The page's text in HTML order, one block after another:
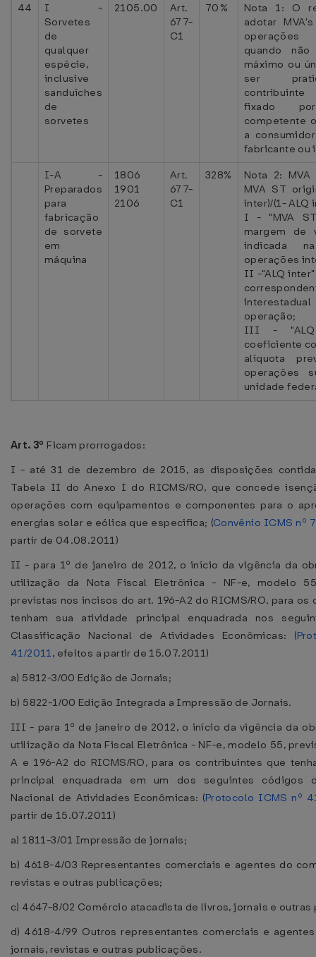
44
I -
Sorvetes
de
qualquer
espécie,
inclusive
sanduíches
de
sorvetes
2105.00
Art.
677-
C1
70%
Nota 1: O
adotar
operações
quando
máximo ou
ser
fixado
competente
a
fabricante ou
I-A -
Preparados
para
fabricação
de sorvete
em
máquina
1806
1901
2106
Art.
677-
C1
328%
Nota 2: MVA
MVA ST
inter)/(1- ALQ
I - "MVA
margem de
indicada
operações
II -"ALQ
operação;
III -
coeficiente
alíquota
operações
unidade
Art. 3º Ficam prorrogados:
I - até 31 de dezembro de 2015, as disposições
Tabela II do Anexo I do RICMS/RO, que concede
operações com equipamentos e componentes para o
energias solar e eólica que especifica; (Convênio ICMS nº
partir de 04.08.2011)
II - para 1º de janeiro de 2012, o início da vigência da
utilização da Nota Fiscal Eletrônica - NF-e, modelo
previstas nos incisos do art. 196-A2 do RICMS/RO, para os
tenham sua atividade principal enquadrada nos
Classificação Nacional de Atividades Econômicas: (
41/2011, efeitos a partir de 15.07.2011)
a) 5812-3/00 Edição de Jornais;
b) 5822-1/00 Edição Integrada a Impressão de Jornais.
III - para 1º de janeiro de 2012, o início da vigência da
utilização da Nota Fiscal Eletrônica - NF-e, modelo 55,
A e 196-A2 do RICMS/RO, para os contribuintes que
principal enquadrada em um dos seguintes códigos
Nacional de Atividades Econômicas: (Protocolo ICMS nº
partir de 15.07.2011)
a) 1811-3/01 Impressão de jornais;
b) 4618-4/03 Representantes comerciais e agentes do
revistas e outras publicações;
c) 4647-8/02 Comércio atacadista de livros, jornais e
d) 4618-4/99 Outros representantes comerciais e
jornais, revistas e outras publicações.